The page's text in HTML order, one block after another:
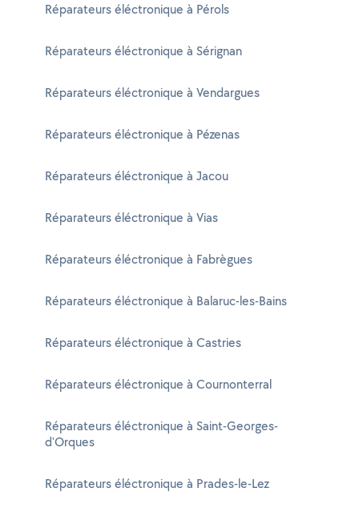
Réparateurs éléctronique à Pérols
Réparateurs éléctronique à Sérignan
Réparateurs éléctronique à Vendargues
Réparateurs éléctronique à Pézenas
Réparateurs éléctronique à Jacou
Réparateurs éléctronique à Vias
Réparateurs éléctronique à Fabrègues
Réparateurs éléctronique à Balaruc-les-Bains
Réparateurs éléctronique à Castries
Réparateurs éléctronique à Cournonterral
Réparateurs éléctronique à Saint-Georges-
d'Orques
Réparateurs éléctronique à Prades-le-Lez